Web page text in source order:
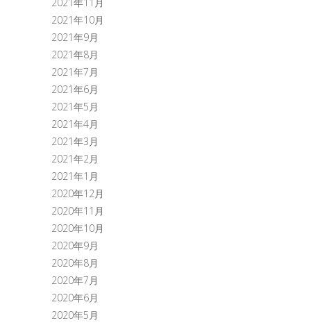
2021年10月
2021年9月
2021年8月
2021年7月
2021年6月
2021年5月
2021年4月
2021年3月
2021年2月
2021年1月
2020年12月
2020年11月
2020年10月
2020年9月
2020年8月
2020年7月
2020年6月
2020年5月